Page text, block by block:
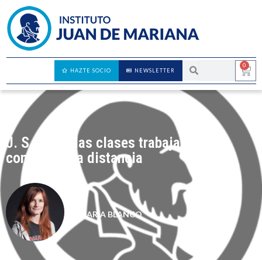
0
NEWSLETTER
HAZTE SOCIO
J. S. Mill y las clases trabajadoras:
contigo en la distancia
MARÍA BLANCO